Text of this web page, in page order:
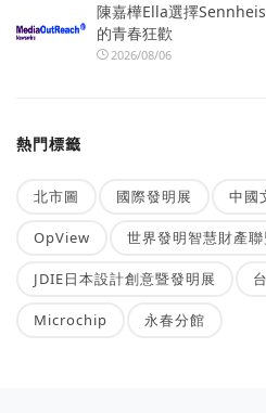
陳嘉樺Ella選擇
的青春狂歡
2026/08/06
熱門標籤
北市圖 國際發明展 中國
OpView 世界發明智慧財產
JDIE日本設計創意暨發明展
Microchip 永春分館